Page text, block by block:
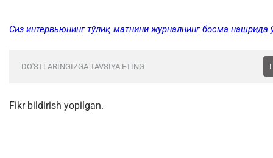
Сиз интервьюнинг тўлиқ матнини журналнинг босма
DO'STLARINGIZGA TAVSIYA ETING
Fikr bildirish yopilgan.